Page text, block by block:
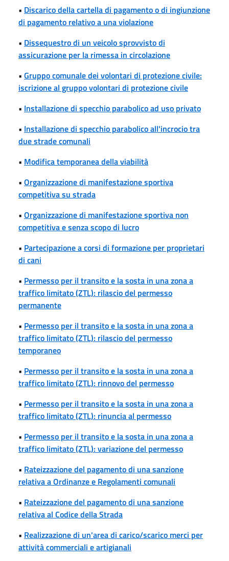
• Discarico della cartella di pagamento o di ingiunzione
di pagamento relativo a una violazione
• Dissequestro di un veicolo sprovvisto di
assicurazione per la rimessa in circolazione
• Gruppo comunale dei volontari di protezione civile:
iscrizione al gruppo volontari di protezione civile
• Installazione di specchio parabolico ad uso privato
• Installazione di specchio parabolico all'incrocio tra
due strade comunali
• Modifica temporanea della viabilità
• Organizzazione di manifestazione sportiva
competitiva su strada
• Organizzazione di manifestazione sportiva non
competitiva e senza scopo di lucro
• Partecipazione a corsi di formazione per proprietari
di cani
• Permesso per il transito e la sosta in una zona a
traffico limitato (ZTL): rilascio del permesso
permanente
• Permesso per il transito e la sosta in una zona a
traffico limitato (ZTL): rilascio del permesso
temporaneo
• Permesso per il transito e la sosta in una zona a
traffico limitato (ZTL): rinnovo del permesso
• Permesso per il transito e la sosta in una zona a
traffico limitato (ZTL): rinuncia al permesso
• Permesso per il transito e la sosta in una zona a
traffico limitato (ZTL): variazione del permesso
• Rateizzazione del pagamento di una sanzione
relativa a Ordinanze e Regolamenti comunali
• Rateizzazione del pagamento di una sanzione
relativa al Codice della Strada
• Realizzazione di un'area di carico/scarico merci per
attività commerciali e artigianali